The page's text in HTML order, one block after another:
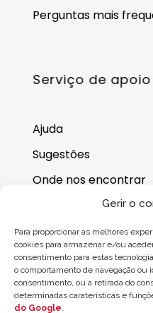
Gerir o
Para proporcionar as melhores
cookies para armazenar e/ou
consentimento para estas
o comportamento de navegação ou
consentimento, ou a retirada do
determinadas caraterísticas e
do Google.
Perguntas mais
Serviço de
Ajuda
Sugestões
Onde nos encontrar
Saldo do cartão-